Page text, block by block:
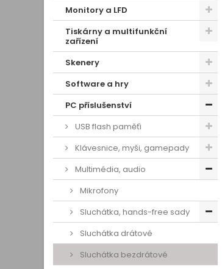
Monitory a LFD
Tiskárny a multifunkční
zařízení
Skenery
Software a hry
PC příslušenství
USB flash paměťi
Klávesnice, myši, gamepady
Multimédia, audio
Mikrofony
Sluchátka, hands-free sady
Sluchátka drátové
Sluchátka bezdrátové